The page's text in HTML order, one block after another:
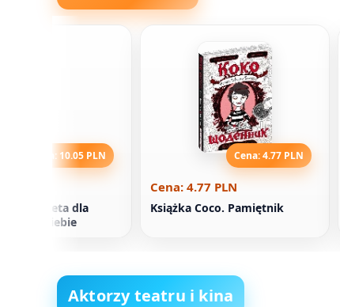
Cena: 10.05 PLN
dieta dla
wersji siebie
Cena: 4.77 PLN
Cena: 4.77 PLN
Książka Coco. Pamiętnik
Aktorzy teatru i kina